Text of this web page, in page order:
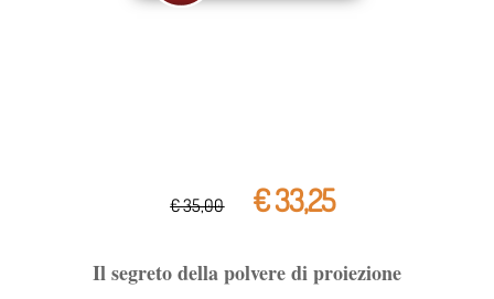
€ 35,00 € 33,25
Il segreto della polvere di proiezione